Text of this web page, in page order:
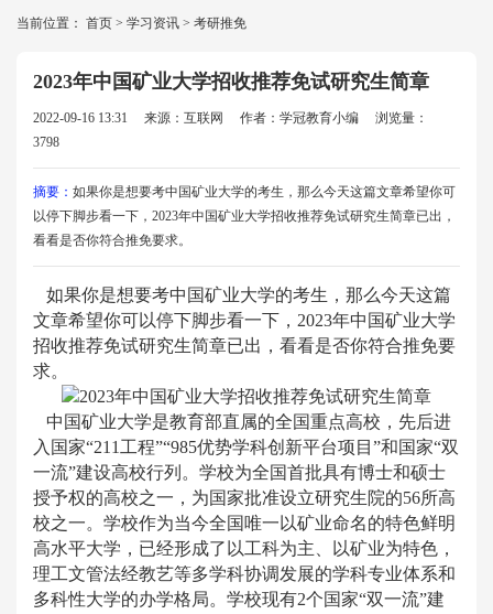
当前位置： 首页 > 学习资讯 > 考研推免
2023年中国矿业大学招收推荐免试研究生简章
2022-09-16 13:31 来源：互联网 作者：学冠教育小编
浏览量：
3798
摘要： 如果你是想要考中国矿业大学的考生，那么今天这篇文章希望你可
以停下脚步看一下，2023年中国矿业大学招收推荐免试研究生简章已出，
看看是否你符合推免要求。
如果你是想要考中国矿业大学的考生，那么今天这篇
文章希望你可以停下脚步看一下，2023年中国矿业大学
招收推荐免试研究生简章已出，看看是否你符合推免要
求。
中国矿业大学是教育部直属的全国重点高校，先后进
入国家“211工程”“985优势学科创新平台项目”和国家“双
一流”建设高校行列。学校为全国首批具有博士和硕士
授予权的高校之一，为国家批准设立研究生院的56所高
校之一。学校作为当今全国唯一以矿业命名的特色鲜明
高水平大学，已经形成了以工科为主、以矿业为特色，
理工文管法经教艺等多学科协调发展的学科专业体系和
多科性大学的办学格局。学校现有2个国家“双一流”建